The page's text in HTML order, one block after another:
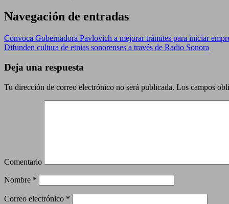
Navegación de entradas
Convoca Gobernadora Pavlovich a mejorar trámites para iniciar
Difunden cultura de etnias sonorenses a través de Radio Sonora
Deja una respuesta
Tu dirección de correo electrónico no será publicada. Los campos
Comentario
Nombre *
Correo electrónico *